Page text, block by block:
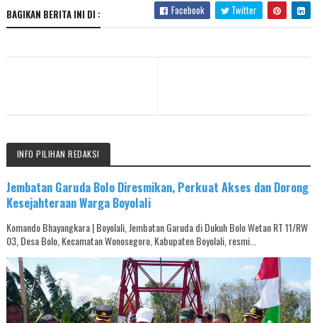
BAGIKAN BERITA INI DI : Facebook Twitter
INFO PILIHAN REDAKSI
Jembatan Garuda Bolo Diresmikan, Perkuat Akses dan Dorong
Kesejahteraan Warga Boyolali
Komando Bhayangkara | Boyolali, Jembatan Garuda di Dukuh Bolo Wetan RT 11/RW
03, Desa Bolo, Kecamatan Wonosegoro, Kabupaten Boyolali, resmi...